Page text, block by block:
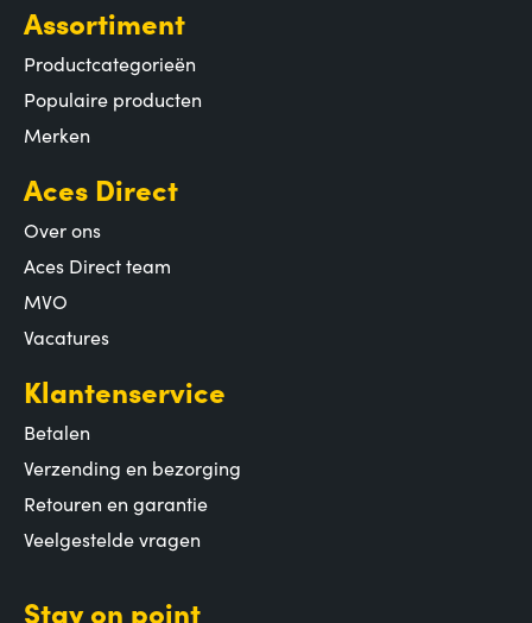
Assortiment
Productcategorieën
Populaire producten
Merken
Aces Direct
Over ons
Aces Direct team
MVO
Vacatures
Klantenservice
Betalen
Verzending en bezorging
Retouren en garantie
Veelgestelde vragen
Stay on point